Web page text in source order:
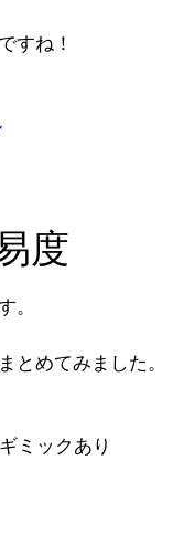
すね！
度
。
とめてみました。
ミックあり